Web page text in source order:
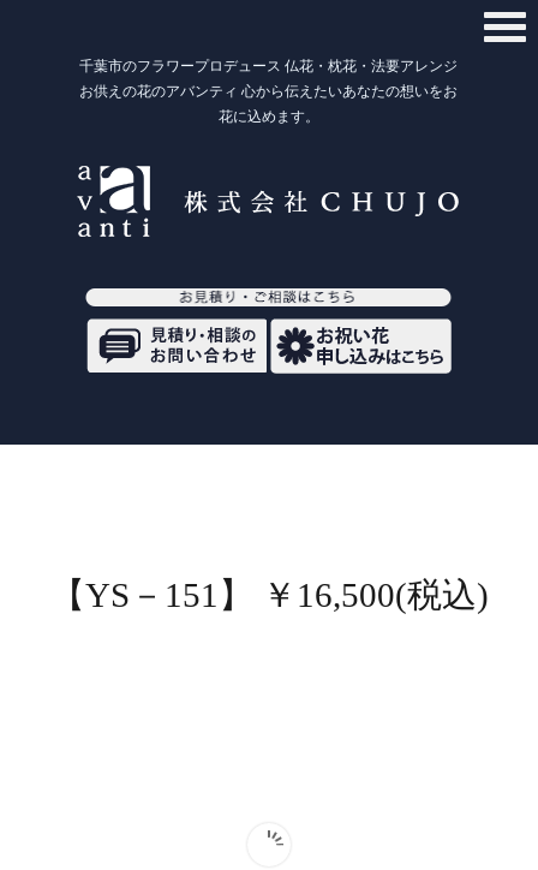
千葉市のフラワープロデュース 仏花・枕花・法要アレンジ
お供えの花のアバンティ 心から伝えたいあなたの想いをお
花に込めます。
【YS－151】 ￥16,500(税込)